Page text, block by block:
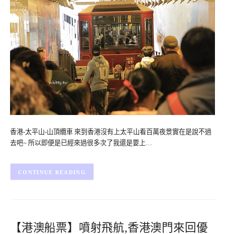
香港-太平山-山頂纜車 來到香港沒有上太平山看百萬夜景實在是說不過
去吧~ 所以即便是已經來過很多次了我還是要上…
CONTINUE READING
【港澳船票】噴射飛航,香港澳門來回優